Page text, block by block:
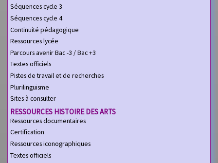
Séquences cycle 3
Séquences cycle 4
Continuité pédagogique
Ressources lycée
Parcours avenir Bac -3 / Bac +3
Textes officiels
Pistes de travail et de recherches
Plurilinguisme
Sites à consulter
RESSOURCES HISTOIRE DES ARTS
Ressources documentaires
Certification
Ressources iconographiques
Textes officiels